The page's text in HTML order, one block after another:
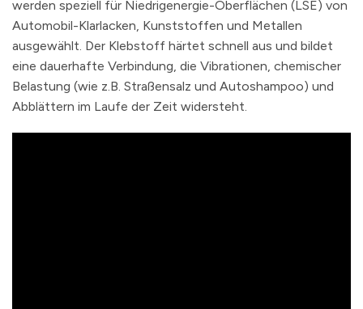
werden speziell für Niedrigenergie-Oberflächen (LSE) von
Automobil-Klarlacken, Kunststoffen und Metallen
ausgewählt. Der Klebstoff härtet schnell aus und bildet
eine dauerhafte Verbindung, die Vibrationen, chemischer
Belastung (wie z.B. Straßensalz und Autoshampoo) und
Abblättern im Laufe der Zeit widersteht.